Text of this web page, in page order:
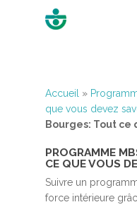
Hit enter to search
Accueil »
que vous devez
Bourges: Tout ce
PROGRAMME
CE QUE VOUS
Suivre un
force intérieure